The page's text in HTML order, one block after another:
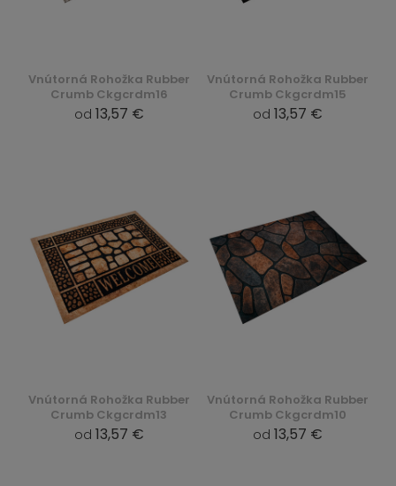
Vnútorná Rohožka Rubber
Crumb Ckgcrdm16
od 13,57 €
Vnútorná Rohožka Rubber
Crumb Ckgcrdm15
od 13,57 €
Vnútorná Rohožka Rubber
Crumb Ckgcrdm13
od 13,57 €
Vnútorná Rohožka Rubber
Crumb Ckgcrdm10
od 13,57 €